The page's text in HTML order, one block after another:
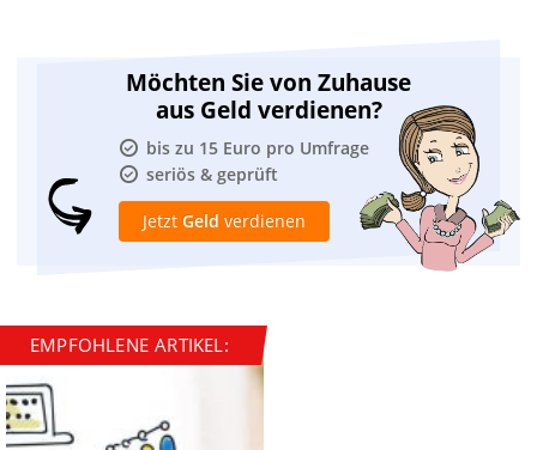
Möchten Sie von Zuhause
aus Geld verdienen?
bis zu 15 Euro pro Umfrage
seriös & geprüft
Jetzt Geld verdienen
EMPFOHLENE ARTIKEL: